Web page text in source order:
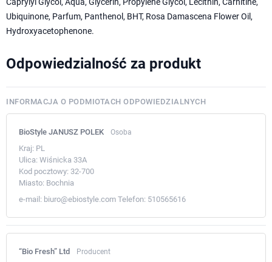
Ubiquinone, Parfum, Panthenol, BHT, Rosa Damascena Flower Oil,
Hydroxyacetophenone.
Odpowiedzialność za produkt
INFORMACJA O PODMIOTACH ODPOWIEDZIALNYCH
BioStyle JANUSZ POLEK Osoba
Kraj: PL
Ulica: Wiśnicka 33A
Kod pocztowy: 32-700
Miasto: Bochnia
e-mail: biuro@ebiostyle.com Telefon: 510565616
“Bio Fresh” Ltd Producent